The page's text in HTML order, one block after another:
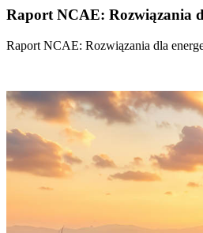
Raport NCAE: Rozwiązania
Raport NCAE: Rozwiązania dla